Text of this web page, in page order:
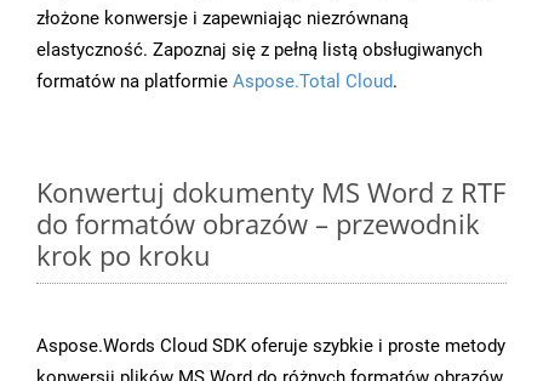
złożone konwersje i zapewniając niezrównaną
elastyczność. Zapoznaj się z pełną listą obsługiwanych
formatów na platformie Aspose.Total Cloud.
Konwertuj dokumenty MS Word z RTF
do formatów obrazów – przewodnik
krok po kroku
Aspose.Words Cloud SDK oferuje szybkie i proste metody